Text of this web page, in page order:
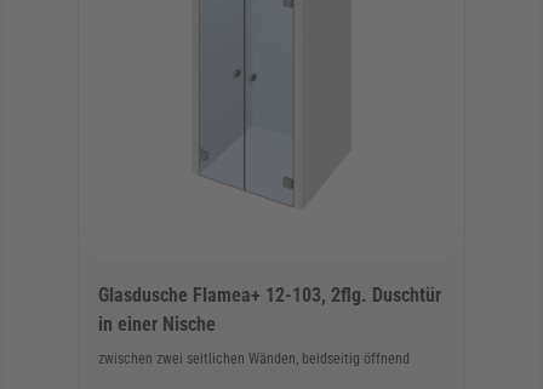
Glasdusche Flamea+ 12-103, 2flg. Duschtür
in einer Nische
zwischen zwei seitlichen Wänden, beidseitig öffnend